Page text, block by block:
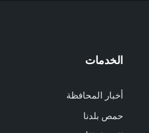
الخدمات
أخبار المحافظة
حمص بلدنا